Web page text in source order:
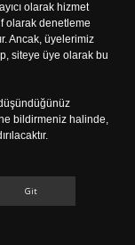
olarak hizmet
olarak denetleme
Ancak, üyelerimiz
siteye üye olarak bu
bildirmeniz halinde,